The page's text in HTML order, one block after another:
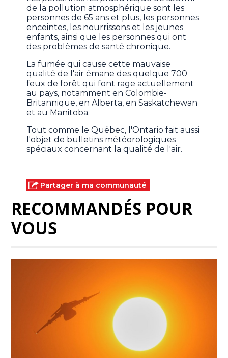
de la pollution atmosphérique sont les
personnes de 65 ans et plus, les personnes
enceintes, les nourrissons et les jeunes
enfants, ainsi que les personnes qui ont
des problèmes de santé chronique.
La fumée qui cause cette mauvaise
qualité de l'air émane des quelque 700
feux de forêt qui font rage actuellement
au pays, notamment en Colombie-
Britannique, en Alberta, en Saskatchewan
et au Manitoba.
Tout comme le Québec, l'Ontario fait aussi
l'objet de bulletins météorologiques
spéciaux concernant la qualité de l'air.
Partager à ma communauté
RECOMMANDÉS POUR
VOUS